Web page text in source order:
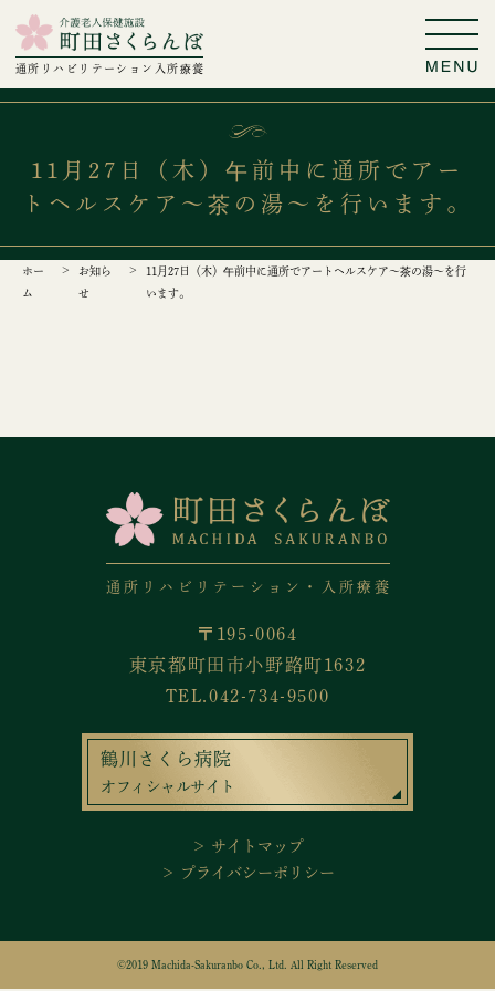
通所リハビリテーション 入所療養
11月27日（木）午前中に通所でアー
トヘルスケア～茶の湯～を行います。
ホー
ム
お知ら
せ
11月27日（木）午前中に通所でアートヘルスケア～茶の湯～を行
います。
通所リハビリテーション・入所療養
〒195-0064
東京都町田市小野路町1632
TEL.042-734-9500
鶴川さくら病院
オフィシャルサイト
＞ サイトマップ
＞ プライバシーポリシー
©2019 Machida-Sakuranbo Co., Ltd. All Right Reserved